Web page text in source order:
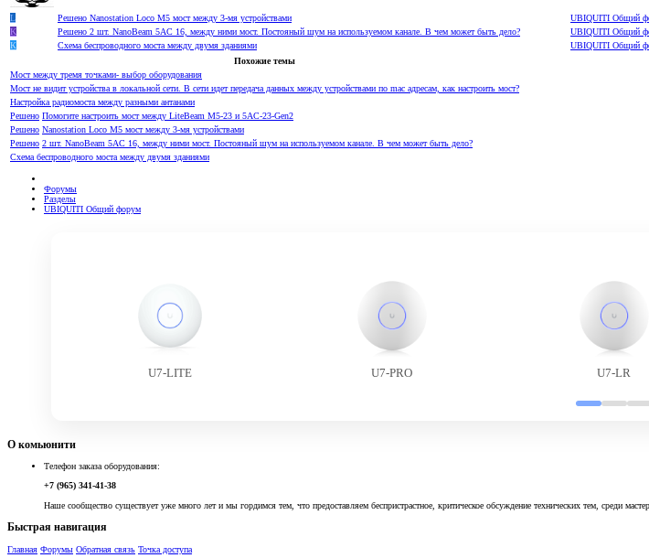
L Решено Nanostation Loco M5 мост между 3-мя устройствами UBIQUITI Общий
K
Решено 2 шт. NanoBeam 5AC 16, между ними мост. Постояный шум на используемом канале. В чем может быть дело? UBIQUITI Общий
К
Схема беспроводного моста между двумя зданиями UBIQUITI Общий
Похожие темы
Мост между тремя точками- выбор оборудования
Мост не видит устройства в локальной сети. В сети идет передача данных между устройствами по mac адресам, как настроить мост?
Настройка радиомоста между разными антанами
Решено Помогите настроить мост между LiteBeam M5-23 и 5AC-23-Gen2
Решено Nanostation Loco M5 мост между 3-мя устройствами
Решено 2 шт. NanoBeam 5AC 16, между ними мост. Постояный шум на используемом канале. В чем может быть дело?
Схема беспроводного моста между двумя зданиями
Форумы
Разделы
UBIQUITI Общий форум
U7-LITE U7-PRO U7-LR
О комьюнити
Телефон заказа оборудования:
+7 (965) 341-41-38
Наше сообщество существует уже много лет и мы гордимся тем, что предоставляем беспристрастное, критическое обсуждение технических тем, среди
Быстрая навигация
Главная Форумы Обратная связь Точка доступа